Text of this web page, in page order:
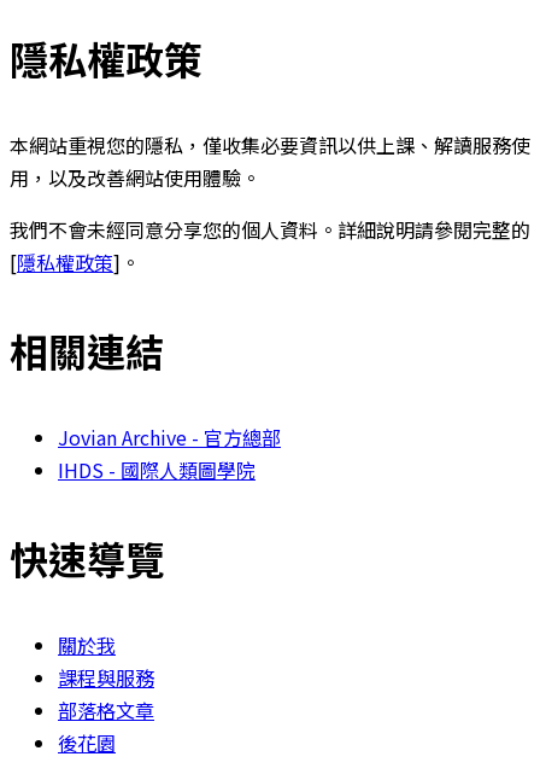
隱私權政策
本網站重視您的隱私，僅收集必要資訊以供上課、解讀服務使
用，以及改善網站使用體驗。
我們不會未經同意分享您的個人資料。詳細說明請參閱完整的
[隱私權政策]。
相關連結
Jovian Archive - 官方總部
IHDS - 國際人類圖學院
快速導覽
關於我
課程與服務
部落格文章
後花園